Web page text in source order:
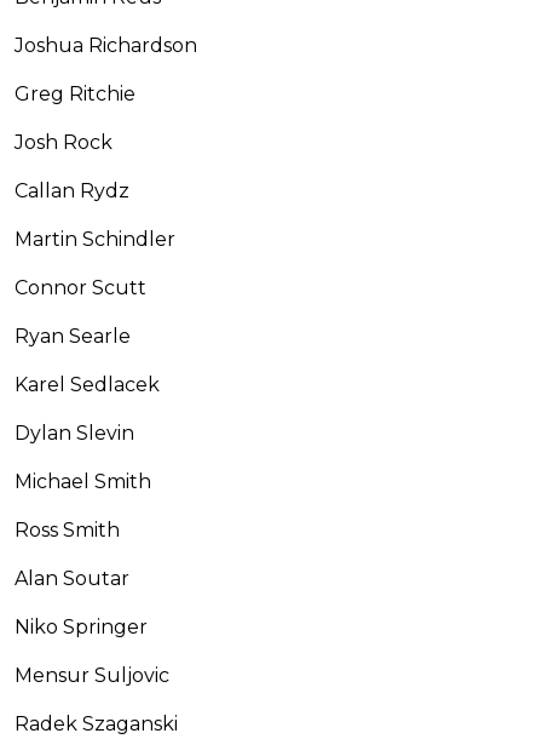
Joshua Richardson
Greg Ritchie
Josh Rock
Callan Rydz
Martin Schindler
Connor Scutt
Ryan Searle
Karel Sedlacek
Dylan Slevin
Michael Smith
Ross Smith
Alan Soutar
Niko Springer
Mensur Suljovic
Radek Szaganski